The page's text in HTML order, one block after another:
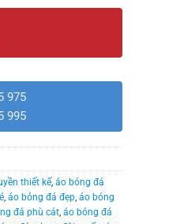
975
995
thiết kế, áo bóng đá
, áo bóng đá đẹp, áo bóng
đá phù cát, áo bóng đá